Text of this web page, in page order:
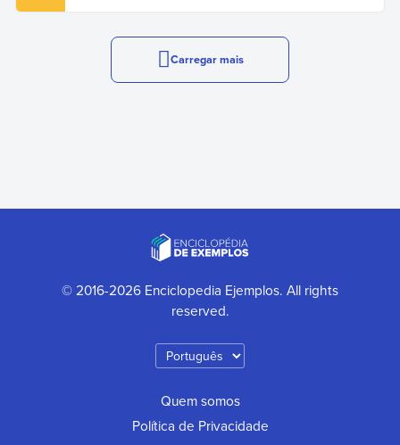
Carregar mais
© 2016-2026 Enciclopedia Ejemplos. All rights
reserved.
Quem somos
Política de Privacidade